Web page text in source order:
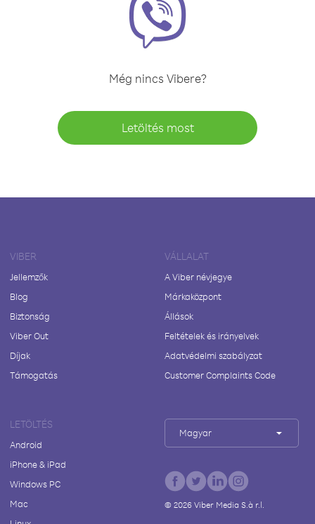
Még nincs Vibere?
Letöltés most
VIBER
Jellemzők
Blog
Biztonság
Viber Out
Díjak
Támogatás
VÁLLALAT
A Viber névjegye
Márkaközpont
Állások
Feltételek és irányelvek
Adatvédelmi szabályzat
Customer Complaints Code
LETÖLTÉS
Android
iPhone & iPad
Windows PC
Mac
Magyar
© 2026Viber Media S.à r.l.